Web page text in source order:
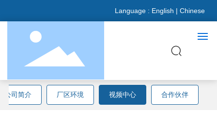
Language : English | Chinese
网站首页
公司简介 厂区环境 视频中心 合作伙伴